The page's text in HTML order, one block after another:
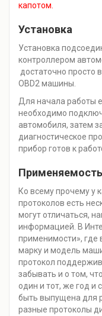
капотом.
Установка
Установка
контроллером
достаточно просто
OBD2 машины.
Для начала работы
необходимо
автомобиля, затем
диагностическое
прибор готов к
Применяемость
Ко всему прочему у
протоколов есть
могут отличаться,
информацией. В
применимости», где
марку и модель
протокол
забывать и о том,
один и тот, же год
быть выпущена для
разные протоколы